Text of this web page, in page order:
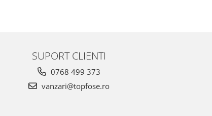
SUPORT CLIENTI
0768 499 373
vanzari@topfose.ro